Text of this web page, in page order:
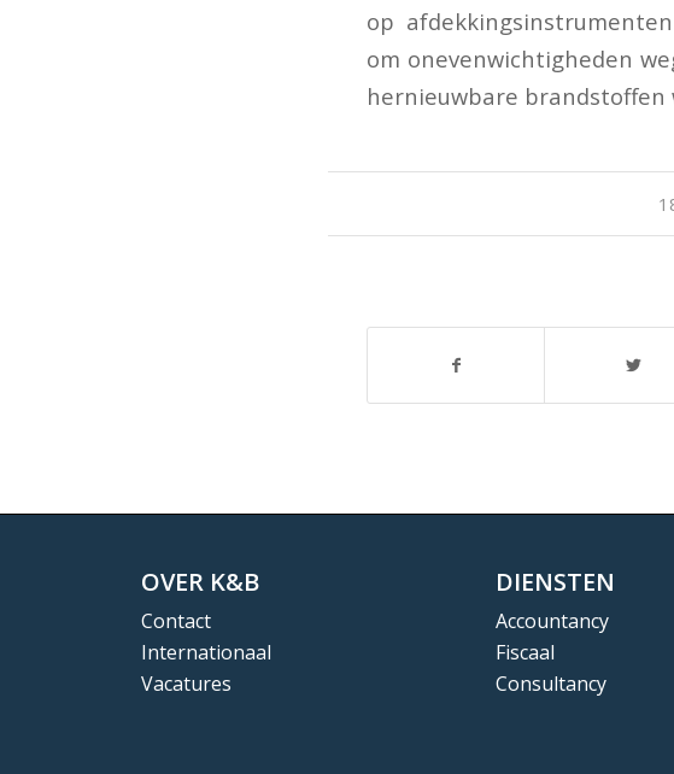
op
om onevenwichtigheden
hernieuwbare
OVER K&B
Contact
Internationaal
Vacatures
DIENSTEN
Accountancy
Fiscaal
Consultancy